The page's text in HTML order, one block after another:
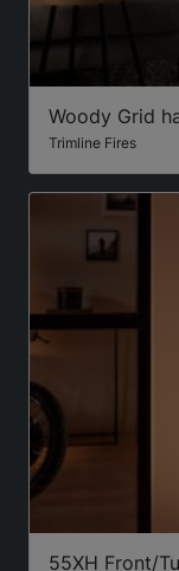
Woody Grid
Trimline Fires
55XH Front/